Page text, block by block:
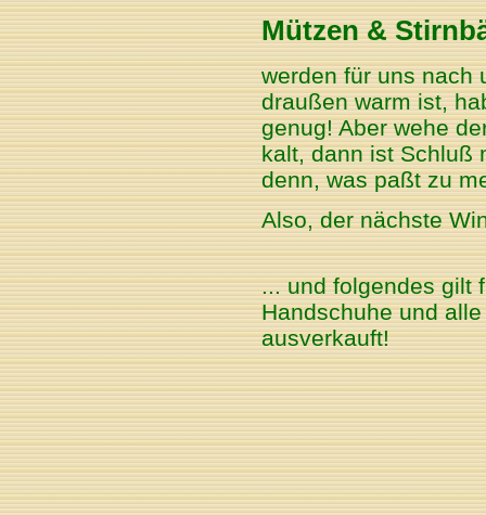
Mützen &
werden für uns nach
draußen warm ist,
genug! Aber wehe
kalt, dann ist Schluß
denn, was paßt zu
Also, der nächste
... und folgendes gilt
Handschuhe und
ausverkauft!